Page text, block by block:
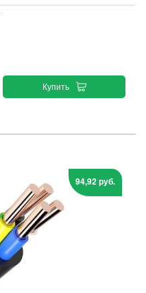
Купить
94,92 руб.